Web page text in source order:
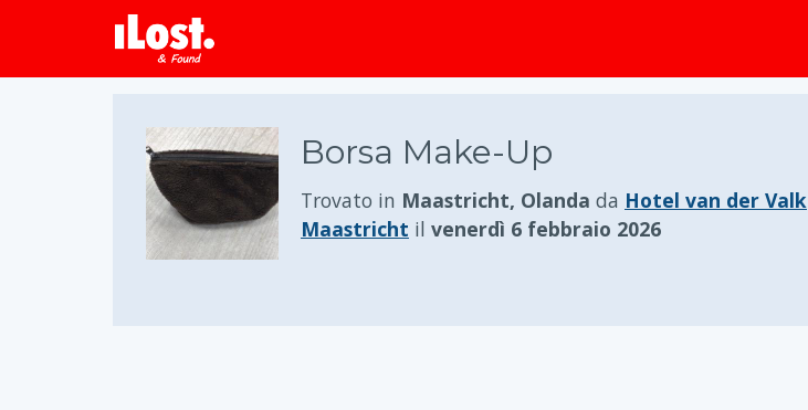
Borsa Make-Up
Trovato in Maastricht, Olanda da Hotel van der Valk
Maastricht il venerdì 6 febbraio 2026